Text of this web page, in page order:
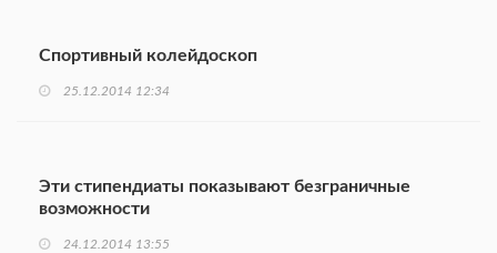
Спортивный колейдоскоп
25.12.2014 12:34
Эти стипендиаты показывают безграничные
возможности
24.12.2014 13:55